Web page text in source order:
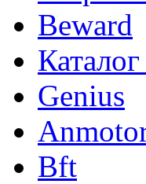
Beward
Genius
Bft